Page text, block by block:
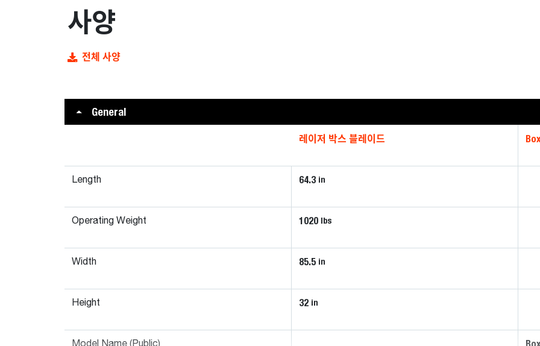
사양
전체 사양
General
레이저 박스 블레이드
Length 64.3 in
Operating Weight 1020 lbs
Width 85.5 in
Height 32 in
Model Name (Public)